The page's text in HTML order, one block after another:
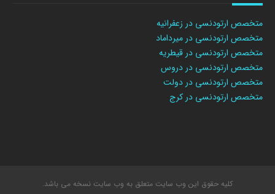
متخصص ارتودنسی در زعفرانیه
متخصص ارتودنسی در میرداماد
متخصص ارتودنسی در قیطریه
متخصص ارتودنسی در دروس
متخصص ارتودنسی در دولت
متخصص ارتودنسی در کرج
کلیه حقوق این وب سایت متعلق به وب سایت نسخه می باشد.